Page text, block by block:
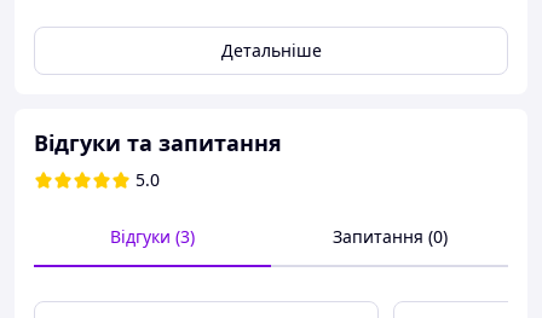
Форми виготовлені з міцного хвилястого паперу, що
забезпечує стійкість, рівномірне пропікання та
зручність у використанні.
випікання простішим і гігієнічнішим. Завдяки
декоративному дизайну форми підходять не тільки для
випікання, а й для подачі готового виробу.
Детальніше
Відгуки та запитання
5.0
Відгуки (3) Запитання (0)